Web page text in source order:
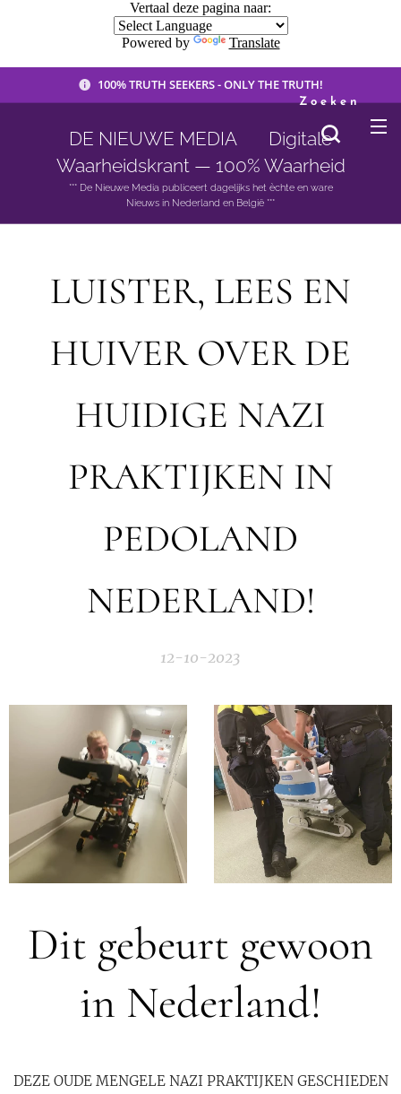
Vertaal deze pagina naar:
Powered by Translate
100% TRUTH SEEKERS - ONLY THE TRUTH!
DE NIEUWE MEDIA 🟣 Digitale
Waarheidskrant — 100% Waarheid
*** De Nieuwe Media publiceert dagelijks het èchte en ware
Nieuws in Nederland en België ***
Zoeken
LUISTER, LEES EN
HUIVER OVER DE
HUIDIGE NAZI
PRAKTIJKEN IN
PEDOLAND
NEDERLAND!
12-10-2023
Dit gebeurt gewoon
in Nederland!
DEZE OUDE MENGELE NAZI PRAKTIJKEN GESCHIEDEN